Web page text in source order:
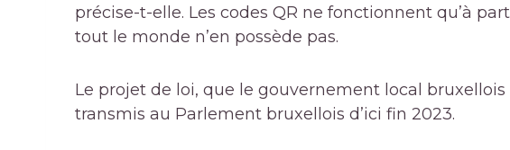
précise-t-elle. Les codes QR ne fonctionnent qu’à
tout le monde n’en possède pas.
Le projet de loi, que le gouvernement local
transmis au Parlement bruxellois d’ici fin 2023.